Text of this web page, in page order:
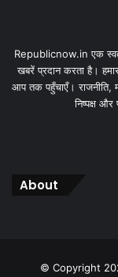
Republicnow.in एक
खबरें प्रदान करता है।
आप तक पहुँचाएँ। राजनीति,
निष्पक्ष
About
© Copyright